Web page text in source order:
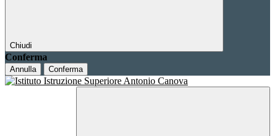
Chiudi
Conferma
Annulla Conferma